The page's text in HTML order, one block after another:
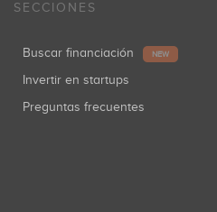
SECCIONES
Buscar financiación NEW
Invertir en startups
Preguntas frecuentes